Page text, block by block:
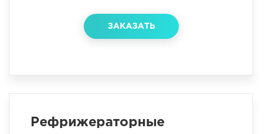
ЗАКАЗАТЬ
Рефрижераторные